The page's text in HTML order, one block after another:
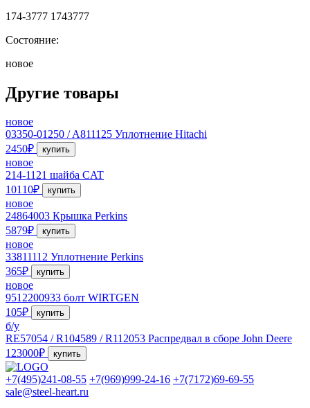
174-3777 1743777
Состояние:
новое
Другие товары
новое
03350-01250 / A811125 Уплотнение Hitachi
2450₽
купить
новое
214-1121 шайба CAT
10110₽
купить
новое
24864003 Крышка Perkins
5879₽
купить
новое
33811112 Уплотнение Perkins
365₽
купить
новое
9512200933 болт WIRTGEN
105₽
купить
б/у
RE57054 / R104589 / R112053 Распредвал в сборе John Deere
123000₽
купить
+7(495)241-08-55 +7(969)999-24-16 +7(7172)69-69-55
sale@steel-heart.ru